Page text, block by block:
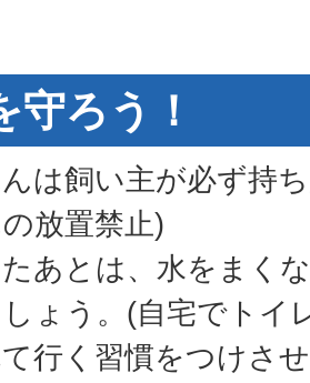
守ろう！
は飼い主が必ず持
放置禁止)
あとは、水をまく
ょう。(自宅でトイ
行く習慣をつけさ